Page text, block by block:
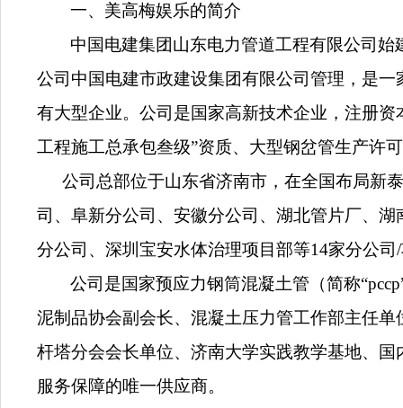
一、美高梅娱乐的简介
中国电建集团山东电力管道工程有限公司
公司中国电建市政建设集团有限公司管理，是
有大型企业。公司是国家高新技术企业，注册
工程施工总承包叁级”资质、大型钢岔管生产许
公司总部位于山东省济南市，在全国布局新
司、阜新分公司、安徽分公司、湖北管片厂、
分公司、深圳宝安水体治理项目部等14家分公司
公司是国家预应力钢筒混凝土管（简称
泥制品协会副会长、混凝土压力管工作部主任
杆塔分会会长单位、济南大学实践教学基地、
服务保障的唯一供应商。